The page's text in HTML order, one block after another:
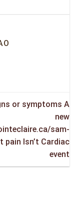
or symptoms A
new
sam-
pain Isn’t Cardiac
event